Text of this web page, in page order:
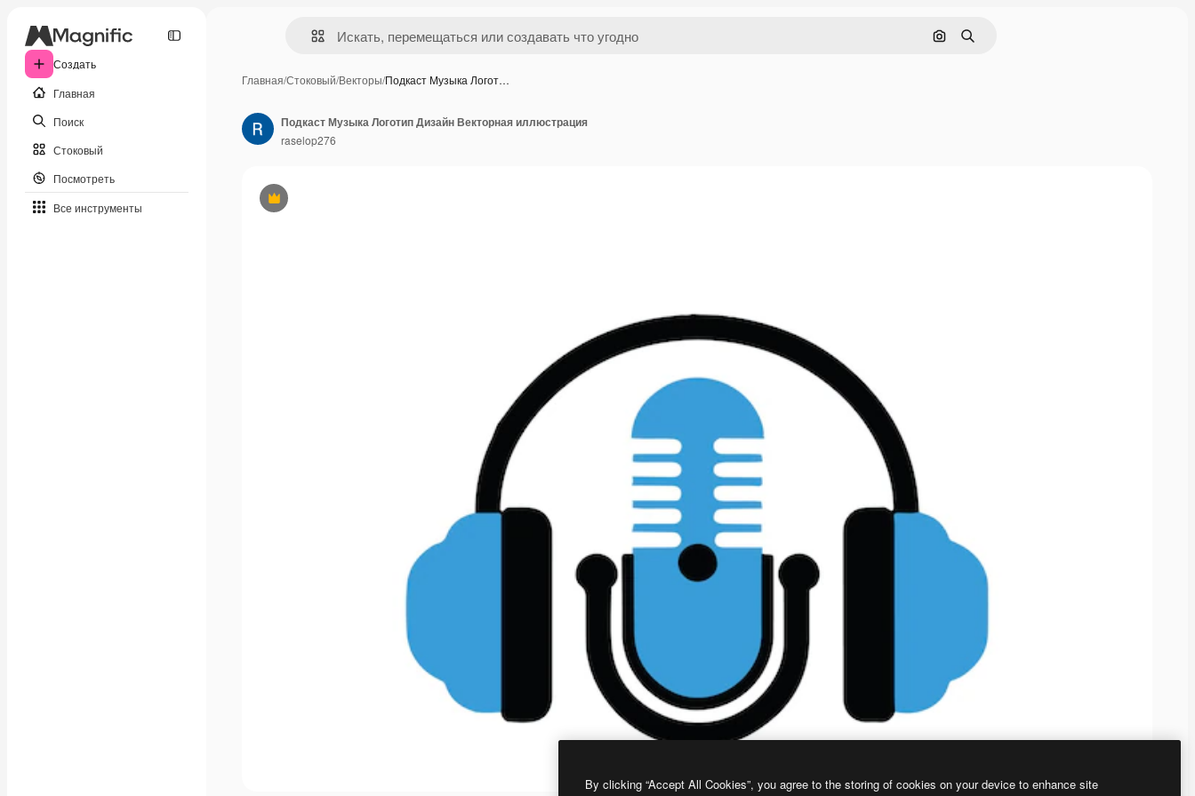
Создать
Главная
Поиск
Стоковый
Посмотреть
Все инструменты
Поиск по изображению
Поиск
Главная/Стоковый/Векторы/Подкаст Музыка Логот…
Премиум
Подкаст Музыка Логотип Дизайн Векторная иллюстрация
raselop276
By clicking “Accept All Cookies”, you agree to the storing of cookies on your device to enhance site